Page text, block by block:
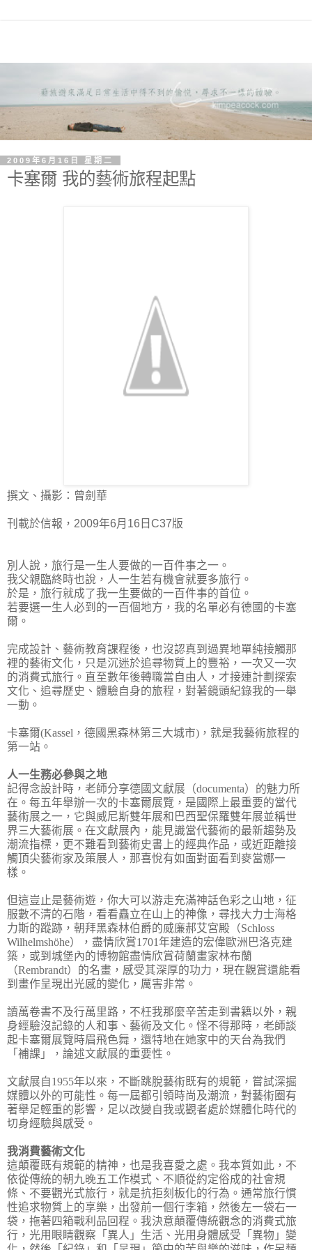
2009年6月16日 星期二
卡塞爾 我的藝術旅程起點
撰文、攝影：曾劍華
刊載於信報，2009年6月16日C37版
別人說，旅行是一生人要做的一百件事之一。
我父親臨終時也說，人一生若有機會就要多旅行。
於是，旅行就成了我一生要做的一百件事的首位。
若要選一生人必到的一百個地方，我的名單必有德國的卡塞
爾。
完成設計、藝術教育課程後，也沒認真到過異地單純接觸那
裡的藝術文化，只是沉迷於追尋物質上的豐裕，一次又一次
的消費式旅行。直至數年後轉職當自由人，才接連計劃探索
文化、追尋歷史、體驗自身的旅程，對著鏡頭紀錄我的一舉
一動。
卡塞爾(Kassel，德國黑森林第三大城市)，就是我藝術旅程的
第一站。
人一生務必參與之地
記得念設計時，老師分享德國文獻展（documenta）的魅力所
在。每五年舉辦一次的卡塞爾展覽，是國際上最重要的當代
藝術展之一，它與威尼斯雙年展和巴西聖保羅雙年展並稱世
界三大藝術展。在文獻展內，能見識當代藝術的最新趨勢及
潮流指標，更不難看到藝術史書上的經典作品，或近距離接
觸頂尖藝術家及策展人，那喜悅有如面對面看到麥當娜一
樣。
但這豈止是藝術遊，你大可以游走充滿神話色彩之山地，征
服數不清的石階，看看矗立在山上的神像，尋找大力士海格
力斯的蹤跡，朝拜黑森林伯爵的威廉郝艾宮殿（Schloss
Wilhelmshöhe），盡情欣賞1701年建造的宏偉歐洲巴洛克建
築，或到城堡內的博物館盡情欣賞荷蘭畫家林布蘭
（Rembrandt）的名畫，感受其深厚的功力，現在觀賞還能看
到畫作呈現出光感的變化，厲害非常。
讀萬卷書不及行萬里路，不枉我那麼辛苦走到書籍以外，親
身經驗沒記錄的人和事、藝術及文化。怪不得那時，老師談
起卡塞爾展覽時眉飛色舞，還特地在她家中的天台為我們
「補課」，論述文獻展的重要性。
文獻展自1955年以來，不斷跳脫藝術既有的規範，嘗試深掘
媒體以外的可能性。每一屆都引領時尚及潮流，對藝術圈有
著舉足輕重的影響，足以改變自我或觀者處於媒體化時代的
切身經驗與感受。
我消費藝術文化
這顛覆既有規範的精神，也是我喜愛之處。我本質如此，不
依從傳統的朝九晚五工作模式、不順從約定俗成的社會規
條、不要觀光式旅行，就是抗拒刻板化的行為。通常旅行慣
性追求物質上的享樂，出發前一個行李箱，然後左一袋右一
袋，拖著四箱戰利品回程。我決意顛覆傳統觀念的消費式旅
行，光用眼睛觀察「異人」生活、光用身體感受「異物」變